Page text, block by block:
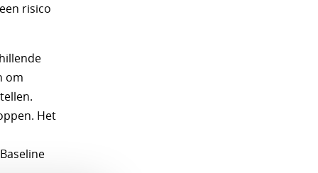
risico
om
Het